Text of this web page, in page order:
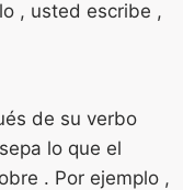
, usted escribe ,
de su verbo
lo que el
. Por ejemplo ,